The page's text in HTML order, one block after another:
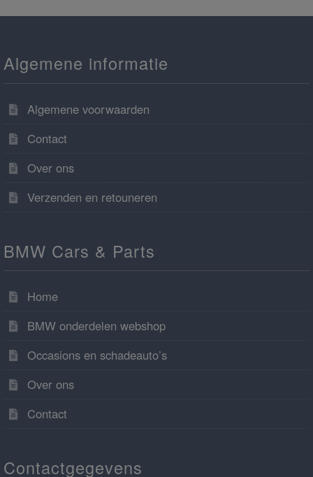
Algemene informatie
Algemene voorwaarden
Contact
Over ons
Verzenden en retouneren
BMW Cars & Parts
Home
BMW onderdelen webshop
Occasions en schadeauto’s
Over ons
Contact
Contactgegevens